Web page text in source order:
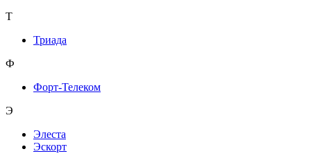
Т
Триада
Ф
Форт-Телеком
Э
Элеста
Эскорт